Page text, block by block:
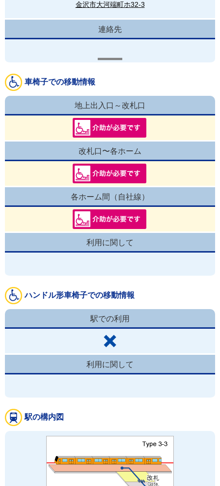
金沢市大河端町ホ32-3
連絡先
車椅子での移動情報
地上出入口～改札口
改札口〜各ホーム
各ホーム間（自社線）
利用に関して
ハンドル形車椅子での移動情報
駅での利用
利用に関して
駅の構内図